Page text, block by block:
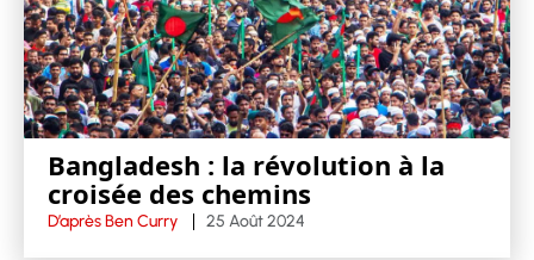
Bangladesh : la révolution à la
croisée des chemins
D’après Ben Curry 25 Août 2024